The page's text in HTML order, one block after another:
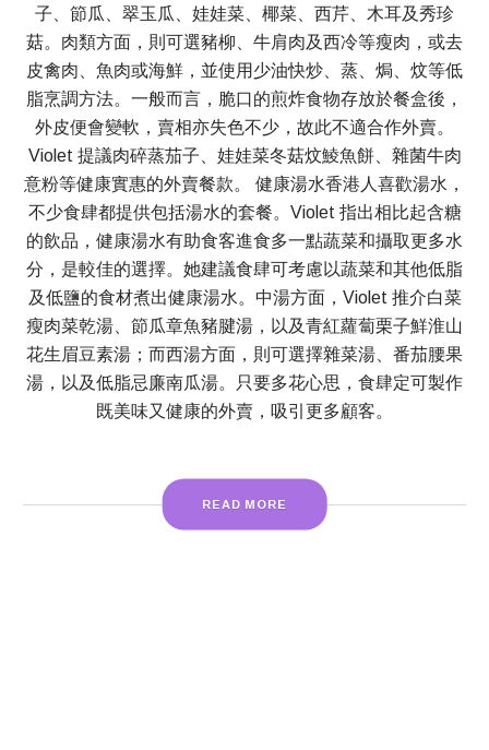
子、節瓜、翠玉瓜、娃娃菜、椰菜、西芹、木耳及秀珍
菇。肉類方面，則可選豬柳、牛肩肉及西冷等瘦肉，或去
皮禽肉、魚肉或海鮮，並使用少油快炒、蒸、焗、炆等低
脂烹調方法。一般而言，脆口的煎炸食物存放於餐盒後，
外皮便會變軟，賣相亦失色不少，故此不適合作外賣。
Violet 提議肉碎蒸茄子、娃娃菜冬菇炆鯪魚餅、雜菌牛肉
意粉等健康實惠的外賣餐款。 健康湯水香港人喜歡湯水，
不少食肆都提供包括湯水的套餐。Violet 指出相比起含糖
的飲品，健康湯水有助食客進食多一點蔬菜和攝取更多水
分，是較佳的選擇。她建議食肆可考慮以蔬菜和其他低脂
及低鹽的食材煮出健康湯水。中湯方面，Violet 推介白菜
瘦肉菜乾湯、節瓜章魚豬腱湯，以及青紅蘿蔔栗子鮮淮山
花生眉豆素湯；而西湯方面，則可選擇雜菜湯、番茄腰果
湯，以及低脂忌廉南瓜湯。只要多花心思，食肆定可製作
既美味又健康的外賣，吸引更多顧客。
READ MORE